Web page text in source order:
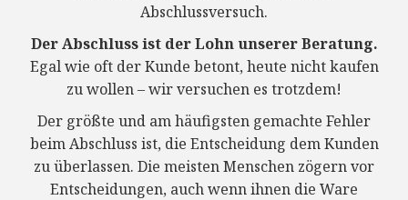
Abschlussversuch.
Der Abschluss ist der Lohn unserer Beratung.
Egal wie oft der Kunde betont, heute nicht kaufen
zu wollen – wir versuchen es trotzdem!
Der größte und am häufigsten gemachte Fehler
beim Abschluss ist, die Entscheidung dem Kunden
zu überlassen. Die meisten Menschen zögern vor
Entscheidungen, auch wenn ihnen die Ware